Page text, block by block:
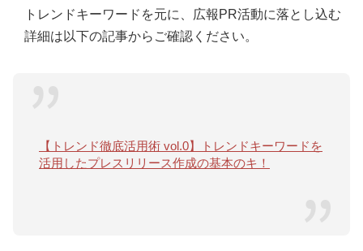
トレンドキーワードを元に、広報PR活動に落とし込む
詳細は以下の記事からご確認ください。
【トレンド徹底活用術 vol.0】トレンドキーワードを
活用したプレスリリース作成の基本のキ！